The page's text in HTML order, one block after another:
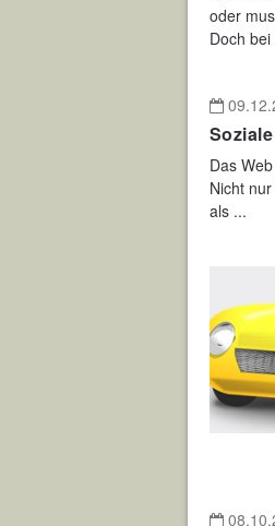
oder
Doch bei
Das
Nicht
als ...